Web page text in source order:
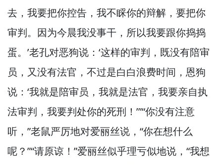
去， 我要把你控告， 我不睬你的辩解， 要把你
审判。 因为今晨我没事干， 所以我要跟你捣捣
蛋。 ’老孔对恶狗说：‘这样的审判， 既没有陪审
员， 又没有法官， 不过是白白浪费时间， 恩狗
说：‘我就是陪审员， 我就是法官， 我要亲自执
法审判， 我要判处你的死刑！ ’”“你没有注意
听，”老鼠严厉地对爱丽丝说， “你在想什么
呢？”“请原谅！”爱丽丝似乎理亏似地说， “我想